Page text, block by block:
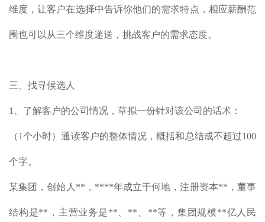
维度，让客户在选择中告诉你他们的需求特点，相应薪酬范
围也可以从三个维度递送，挑战客户的需求态度。
三、找寻候选人
1、了解客户的公司情况，草拟一份针对该公司的话术：
（1个小时）通读客户的整体情况，概括和总结成不超过100
个字。
某集团，创始人**，****年成立于何地，注册资本**，董事
结构是**，主营业务是**、**、**等，集团规模**亿人民